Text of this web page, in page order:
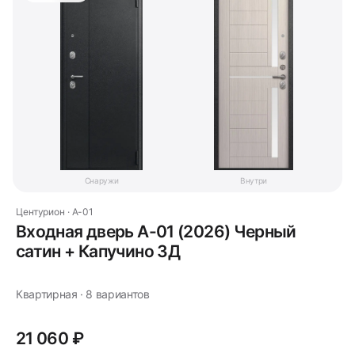
Снаружи Внутри
Центурион · A-01
Входная дверь A-01 (2026) Черный
сатин + Капучино 3Д
Квартирная · 8 вариантов
21 060 ₽